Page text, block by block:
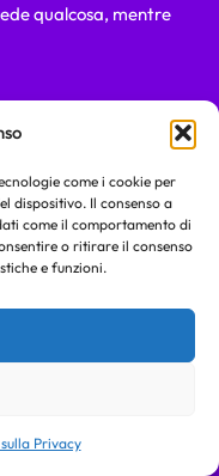
come i cookie per
dispositivo. Il consenso a
come il comportamento di
o ritirare il consenso
e funzioni.
Privacy
qualcosa, mentre